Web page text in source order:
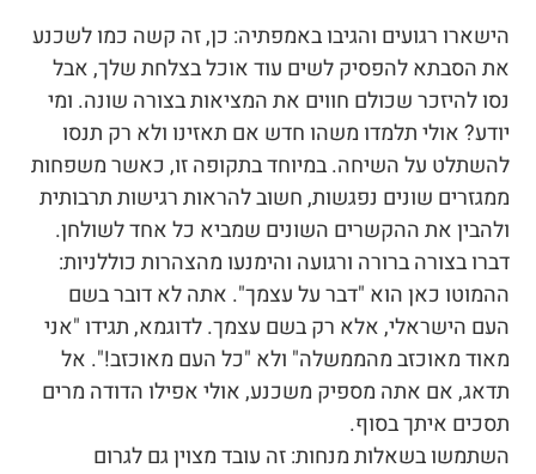
הישארו רגועים והגיבו באמפתיה: כן, זה קשה כמו לשכנע
את הסבתא להפסיק לשים עוד אוכל בצלחת שלך, אבל
נסו להיזכר שכולם חווים את המציאות בצורה שונה. ומי
יודע? אולי תלמדו משהו חדש אם תאזינו ולא רק תנסו
להשתלט על השיחה. במיוחד בתקופה זו, כאשר משפחות
ממגזרים שונים נפגשות, חשוב להראות רגישות תרבותית
ולהבין את ההקשרים השונים שמביא כל אחד לשולחן.
דברו בצורה ברורה ורגועה והימנעו מהצהרות כוללניות:
ההמוטו כאן הוא "דבר על עצמך". אתה לא דובר בשם
העם הישראלי, אלא רק בשם עצמך. לדוגמא, תגידו "אני
מאוד מאוכזב מהממשלה" ולא "כל העם מאוכזב!". אל
תדאג, אם אתה מספיק משכנע, אולי אפילו הדודה מרים
תסכים איתך בסוף.
השתמשו בשאלות מנחות: זה עובד מצוין גם לגרום